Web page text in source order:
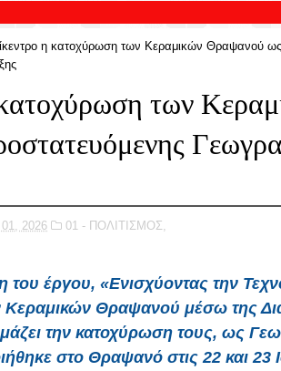
η κατοχύρωση των Κεραμικών Θραψανού ως
των
01, 2026 01 - ΠΟΛΙΤΙΣΜΟΣ,
του έργου, «Ενισχύοντας την
Κεραμικών Θραψανού μέσω της
την κατοχύρωση τους, ως
στο Θραψανό στις 22 και 23